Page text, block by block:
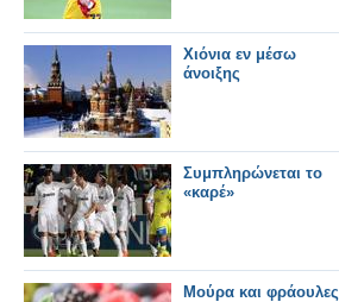
Χιόνια εν μέσω
άνοιξης
Συμπληρώνεται το
«καρέ»
Μούρα και φράουλες